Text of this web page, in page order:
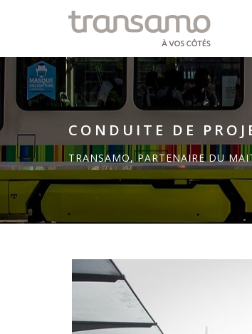
CONDUITE DE
TRANSAMO, PARTENAIRE DU
Panneau de gestion des cookies